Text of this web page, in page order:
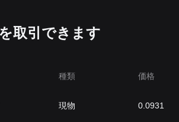
取引できます
種類 価格
現物 0.0931